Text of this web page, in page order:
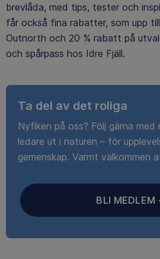
brevlåda, med tips, tester och
får också fina rabatter, som upp
Outnorth och 20 % rabatt på
och spårpass hos Idre Fjäll.
Ta del av det roliga
Nyfiken på oss? Följ gärna
ledare ut i naturen – för
gemenskap. Varmt välkommen
BLI MEDLEM